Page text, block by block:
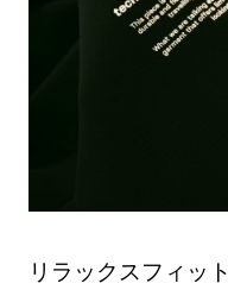
リラックスフィッ